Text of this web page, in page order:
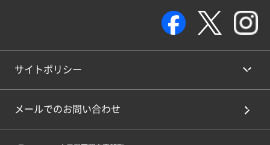
サイトポリシー
メールでのお問い合わせ